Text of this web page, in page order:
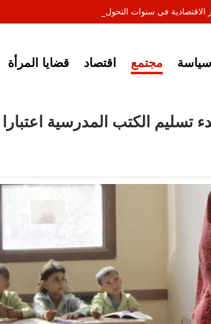
في سنوات التحول
سياسة مجتمع اقتصاد قضايا المرأة
تسليم الكتب المدرسية